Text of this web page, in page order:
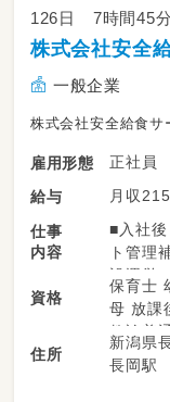
126日 7時間45
株式会社安全
一般企業
株式会社安全給食
雇用形態
正社員
給与
月収
仕事
内容
■入社後
ト管理
設運営
■将来的
営管理
施設）
連絡調
資格
保育士 幼稚園教諭第一種 幼稚園教諭第二種 保
母 放課後児童支援員・指導員（学童） 高等学校
教諭普通免許 中学校教諭
住所
新潟県長
長岡駅